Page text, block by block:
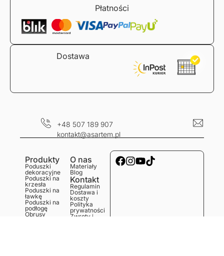
Płatności
Dostawa
+48 507 189 907
kontakt@asartem.pl
Produkty
Poduszki
dekoracyjne
Poduszki na
krzesła
Poduszki na
ławkę
Poduszki na
podłogę
Obrusy
O nas
Materiały
Blog
Kontakt
Regulamin
Dostawa i
koszty
Polityka
prywatności
Zwroty i